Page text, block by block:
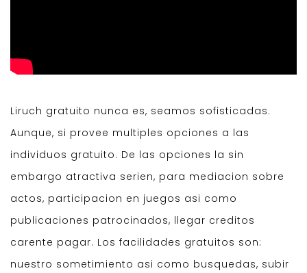
Liruch gratuito nunca es, seamos sofisticadas.
Aunque, si provee multiples opciones a las
individuos gratuito. De las opciones la sin
embargo atractiva serien, para mediacion sobre
actos, participacion en juegos asi como
publicaciones patrocinados, llegar creditos
carente pagar. Los facilidades gratuitos son:
nuestro sometimiento asi como busquedas, subir